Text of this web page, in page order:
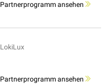
Partnerprogramm ansehen
LokiLux
Partnerprogramm ansehen